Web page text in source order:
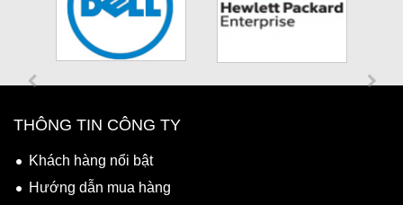
THÔNG TIN CÔNG TY
Khách hàng nổi bật
Hướng dẫn mua hàng